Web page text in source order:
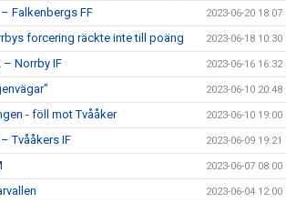
Falkenbergs FF 2023-06-20 18:07
forcering räckte inte till poäng 2023-06-18 10:30
– Norrby IF 2023-06-16 16:32
2023-06-10 20:48
- föll mot Tvååker 2023-06-10 19:00
Tvååkers IF 2023-06-09 19:21
2023-06-07 08:00
2023-06-04 12:00